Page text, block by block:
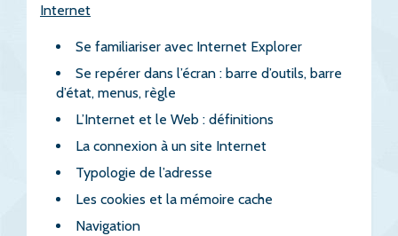
Internet
Se familiariser avec Internet Explorer
Se repérer dans l’écran : barre d’outils, barre
d’état, menus, règle
L’Internet et le Web : définitions
La connexion à un site Internet
Typologie de l’adresse
Les cookies et la mémoire cache
Navigation